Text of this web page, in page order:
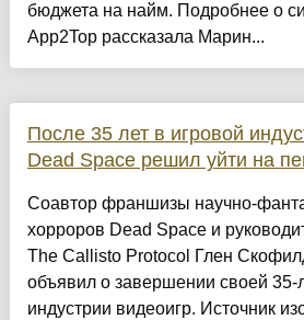
бюджета на найм. Подробнее о
App2Top рассказала Марин...
После 35 лет в игровой
Dead Space решил уйти на
Соавтор франшизы научно-
хорроров Dead Space и
The Callisto Protocol Глен
объявил о завершении своей 35-
индустрии видеоигр. Источник